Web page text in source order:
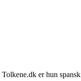
er hun spansk